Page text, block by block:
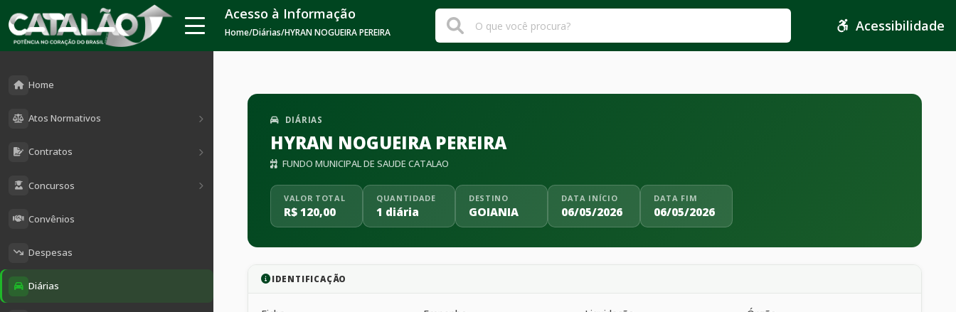
Home
Atos Normativos
Contratos
Concursos
Convênios
Despesas
Diárias
Acesso à Informação
Home/Diárias/HYRAN NOGUEIRA PEREIRA Acessibilidade
DIÁRIAS
HYRAN NOGUEIRA PEREIRA
FUNDO MUNICIPAL DE SAUDE CATALAO
VALOR TOTAL
R$ 120,00
QUANTIDADE
1 diária
DESTINO
GOIANIA
DATA INÍCIO
06/05/2026
DATA FIM
06/05/2026
IDENTIFICAÇÃO